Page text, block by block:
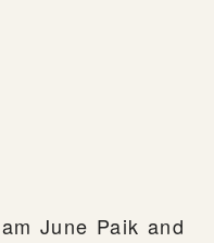
June Paik and